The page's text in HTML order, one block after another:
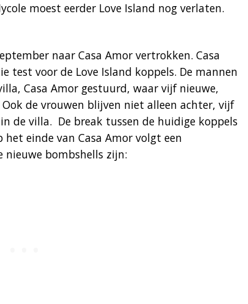
moest eerder Love Island nog verlaten.
naar Casa Amor vertrokken. Casa
test voor de Love Island koppels. De mannen
Casa Amor gestuurd, waar vijf nieuwe,
de vrouwen blijven niet alleen achter, vijf
de villa. ​ De break tussen de huidige koppels
einde van Casa Amor volgt een
nieuwe bombshells zijn: